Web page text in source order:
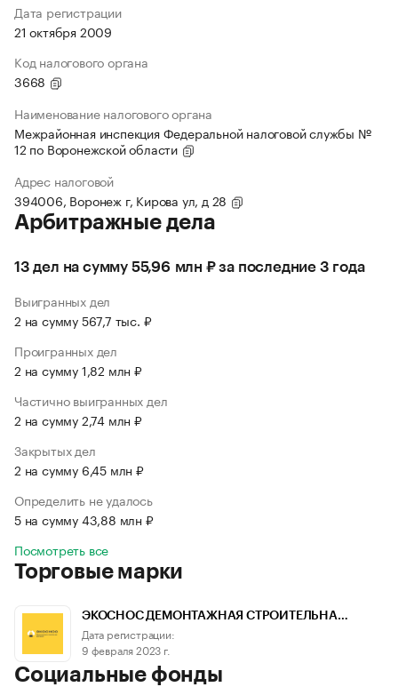
Дата регистрации
21 октября 2009
Код налогового органа
3668
Наименование налогового органа
Межрайонная инспекция Федеральной налоговой службы №
12 по Воронежской области
Адрес налоговой
394006, Воронеж г, Кирова ул, д 28
Арбитражные дела
13 дел на сумму 55,96 млн ₽ за последние 3 года
Выигранных дел
2 на сумму 567,7 тыс. ₽
Проигранных дел
2 на сумму 1,82 млн ₽
Частично выигранных дел
2 на сумму 2,74 млн ₽
Закрытых дел
2 на сумму 6,45 млн ₽
Определить не удалось
5 на сумму 43,88 млн ₽
Посмотреть все
Торговые марки
ЭКОСНОС ДЕМОНТАЖНАЯ СТРОИТЕЛЬНА…
Дата регистрации:
9 февраля 2023 г.
Социальные фонды